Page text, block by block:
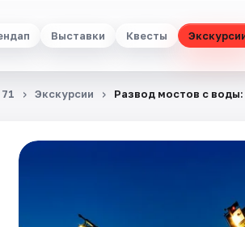
Выставки Квесты
Экскурсии Развод мостов с воды: